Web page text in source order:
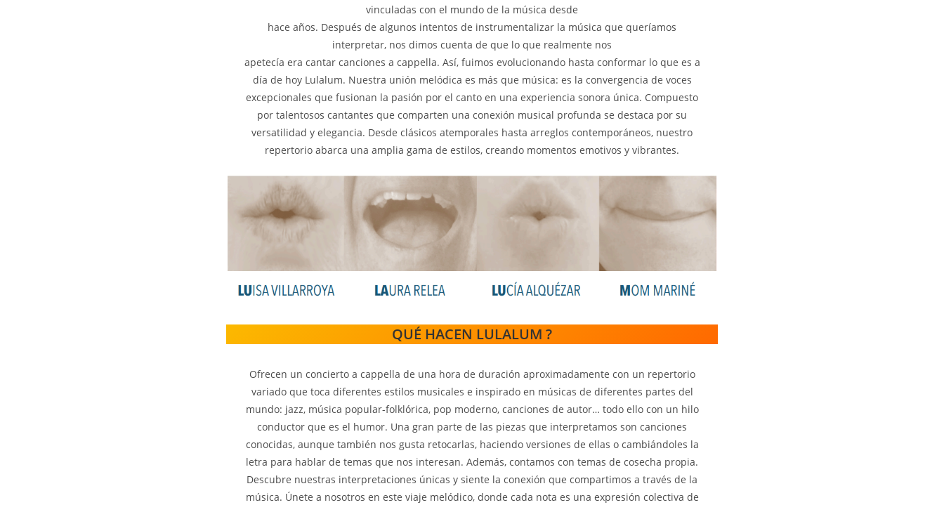
vinculadas con el mundo de la música desde
hace años. Después de algunos intentos de instrumentalizar la música que queríamos
interpretar, nos dimos cuenta de que lo que realmente nos
apetecía era cantar canciones a cappella. Así, fuimos evolucionando hasta conformar lo que es a
día de hoy Lulalum. Nuestra unión melódica es más que música: es la convergencia de voces
excepcionales que fusionan la pasión por el canto en una experiencia sonora única. Compuesto
por talentosos cantantes que comparten una conexión musical profunda se destaca por su
versatilidad y elegancia. Desde clásicos atemporales hasta arreglos contemporáneos, nuestro
repertorio abarca una amplia gama de estilos, creando momentos emotivos y vibrantes.
QUÉ HACEN LULALUM ?
Ofrecen un concierto a cappella de una hora de duración aproximadamente con un repertorio
variado que toca diferentes estilos musicales e inspirado en músicas de diferentes partes del
mundo: jazz, música popular-folklórica, pop moderno, canciones de autor… todo ello con un hilo
conductor que es el humor. Una gran parte de las piezas que interpretamos son canciones
conocidas, aunque también nos gusta retocarlas, haciendo versiones de ellas o cambiándoles la
letra para hablar de temas que nos interesan. Además, contamos con temas de cosecha propia.
Descubre nuestras interpretaciones únicas y siente la conexión que compartimos a través de la
música. Únete a nosotros en este viaje melódico, donde cada nota es una expresión colectiva de